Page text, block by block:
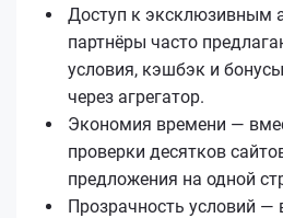
Доступ к эксклюзивным
партнёры часто
условия, кэшбэк и
через агрегатор.
Экономия времени —
проверки десятков
предложения на одной
Прозрачность условий —